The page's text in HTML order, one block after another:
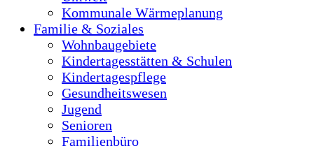
Kommunale Wärmeplanung
Familie & Soziales
Wohnbaugebiete
Kindertagesstätten & Schulen
Kindertagespflege
Gesundheitswesen
Jugend
Senioren
Familienbüro